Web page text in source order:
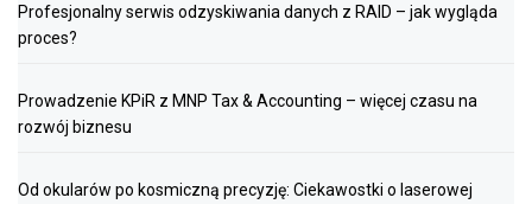
Profesjonalny serwis odzyskiwania danych z RAID – jak wygląda
proces?
Prowadzenie KPiR z MNP Tax & Accounting – więcej czasu na
rozwój biznesu
Od okularów po kosmiczną precyzję: Ciekawostki o laserowej